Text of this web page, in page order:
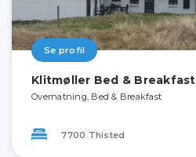
Se profil
Klitmøller Bed & Breakfast
Overnatning, Bed & Breakfast
7700 Thisted